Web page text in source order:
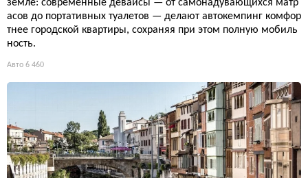
земле: современные девайсы — от самонадувающихся матр
асов до портативных туалетов — делают автокемпинг комфор
тнее городской квартиры, сохраняя при этом полную мобиль
ность.
Авто 6 460